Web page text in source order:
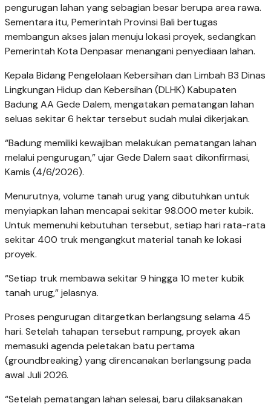
pengurugan lahan yang sebagian besar berupa area rawa.
Sementara itu, Pemerintah Provinsi Bali bertugas
membangun akses jalan menuju lokasi proyek, sedangkan
Pemerintah Kota Denpasar menangani penyediaan lahan.
Kepala Bidang Pengelolaan Kebersihan dan Limbah B3 Dinas
Lingkungan Hidup dan Kebersihan (DLHK) Kabupaten
Badung AA Gede Dalem, mengatakan pematangan lahan
seluas sekitar 6 hektar tersebut sudah mulai dikerjakan.
“Badung memiliki kewajiban melakukan pematangan lahan
melalui pengurugan,” ujar Gede Dalem saat dikonfirmasi,
Kamis (4/6/2026).
Menurutnya, volume tanah urug yang dibutuhkan untuk
menyiapkan lahan mencapai sekitar 98.000 meter kubik.
Untuk memenuhi kebutuhan tersebut, setiap hari rata-rata
sekitar 400 truk mengangkut material tanah ke lokasi
proyek.
“Setiap truk membawa sekitar 9 hingga 10 meter kubik
tanah urug,” jelasnya.
Proses pengurugan ditargetkan berlangsung selama 45
hari. Setelah tahapan tersebut rampung, proyek akan
memasuki agenda peletakan batu pertama
(groundbreaking) yang direncanakan berlangsung pada
awal Juli 2026.
“Setelah pematangan lahan selesai, baru dilaksanakan